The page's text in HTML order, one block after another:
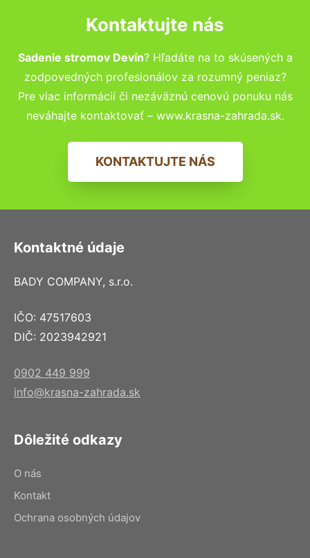
Kontaktujte nás
Sadenie stromov Devín? Hľadáte na to skúsených a
zodpovedných profesionálov za rozumný peniaz?
Pre viac informácií či nezáväznú cenovú ponuku nás
neváhajte kontaktovať – www.krasna-zahrada.sk.
KONTAKTUJTE NÁS
Kontaktné údaje
BADY COMPANY, s.r.o.
IČO: 47517603
DIČ: 2023942921
0902 449 999
info@krasna-zahrada.sk
Dôležité odkazy
O nás
Kontakt
Ochrana osobných údajov